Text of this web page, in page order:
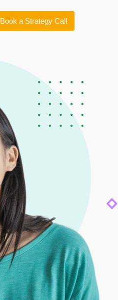
Book a Strategy Call